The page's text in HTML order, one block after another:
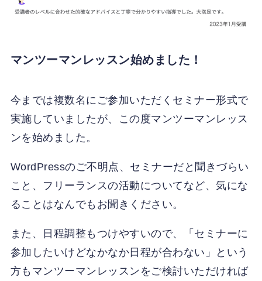
マンツーマンレッスン始めました！
今までは複数名にご参加いただくセミナー形式で
実施していましたが、この度マンツーマンレッス
ンを始めました。
WordPressのご不明点、セミナーだと聞きづらい
こと、フリーランスの活動についてなど、気にな
ることはなんでもお聞きください。
また、日程調整もつけやすいので、「セミナーに
参加したいけどなかなか日程が合わない」という
方もマンツーマンレッスンをご検討いただければ